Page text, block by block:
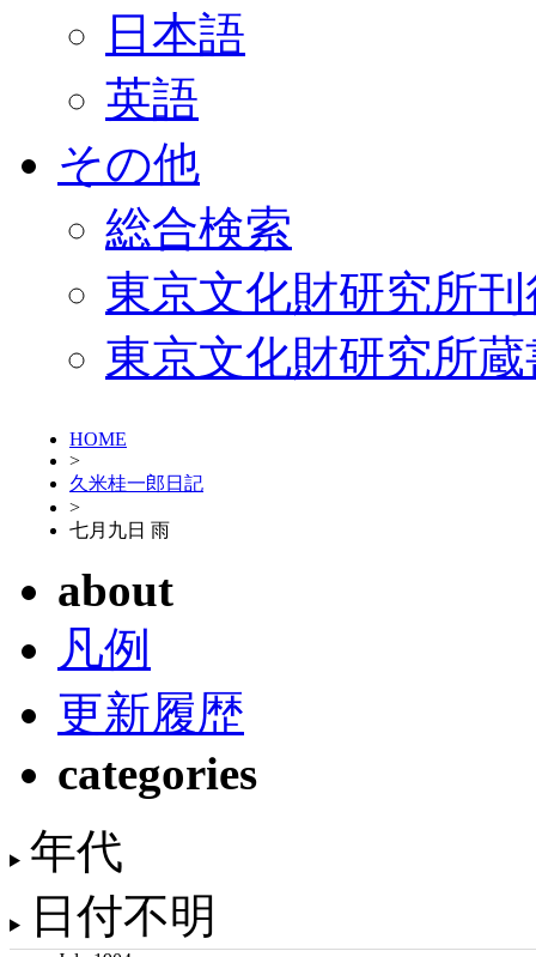
日本語
英語
その他
総合検索
東京文化財研究所
東京文化財研究所
HOME
>
久米桂一郎日記
>
七月九日 雨
about
凡例
更新履歴
categories
年代
日付不明